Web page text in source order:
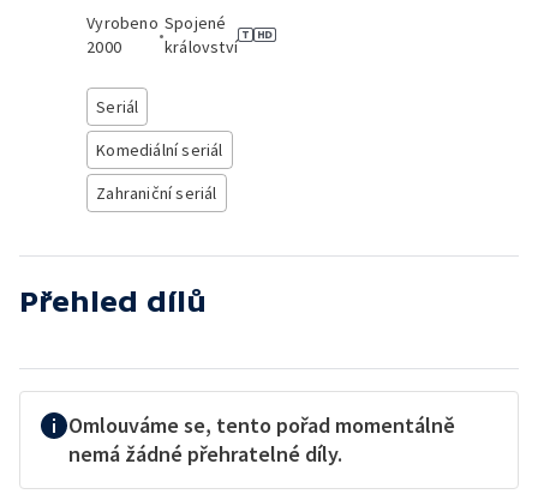
Vyrobeno
2000
•
Spojené
království
Seriál
Komediální seriál
Zahraniční seriál
Přehled dílů
Omlouváme se, tento pořad momentálně
nemá žádné přehratelné díly.